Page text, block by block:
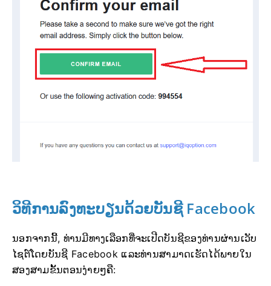
ວິທີການລົງທະບຽນດ້ວຍບັນຊີ Facebook
ນອກຈາກນີ້, ທ່ານມີທາງເລືອກທີ່ຈະເປີດບັນຊີຂອງທ່ານຜ່ານເວັບ
ໄຊຕ໌ໂດຍບັນຊີ Facebook ແລະທ່ານສາມາດເຮັດໄດ້ພາຍໃນ
ສອງສາມຂັ້ນຕອນງ່າຍໆຄື: